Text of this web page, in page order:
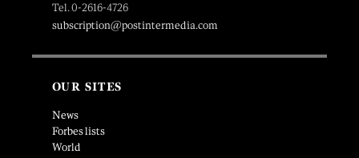
Tel. 0-2616-4726
subscription@postintermedia.com
OUR SITES
News
Forbes lists
World